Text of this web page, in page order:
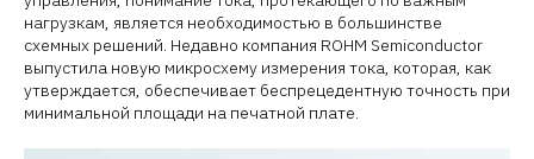
нагрузкам, является необходимостью в большинстве
схемных решений. Недавно компания ROHM Semiconductor
выпустила новую микросхему измерения тока, которая, как
утверждается, обеспечивает беспрецедентную точность при
минимальной площади на печатной плате.